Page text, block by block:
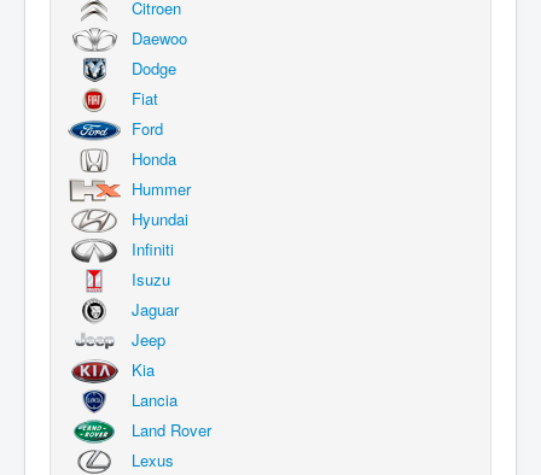
Citroen
Daewoo
Dodge
Fiat
Ford
Honda
Hummer
Hyundai
Infiniti
Isuzu
Jaguar
Jeep
Kia
Lancia
Land Rover
Lexus